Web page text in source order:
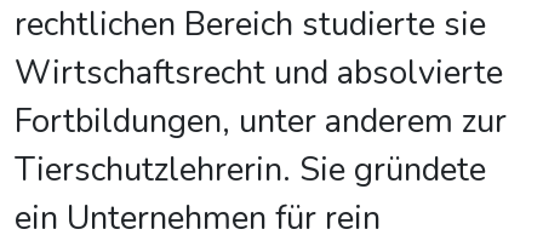
rechtlichen Bereich studierte sie
Wirtschaftsrecht und absolvierte
Fortbildungen, unter anderem zur
Tierschutzlehrerin. Sie gründete
ein Unternehmen für rein